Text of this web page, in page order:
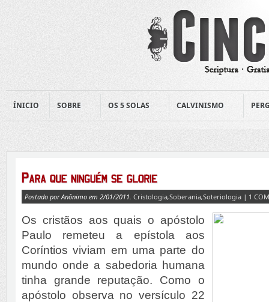
ÍNICIO SOBRE OS 5 SOLAS CALVINISMO
Postado por Anônimo em 2/01/2011. Cristologia,Soberania,Soteriologia | 1
Os cristãos aos quais o apóstolo
Paulo remeteu a epísto­la aos
Coríntios viviam em uma parte do
mundo onde a sabedoria humana
ti­nha grande reputação. Como o
apóstolo observa no versículo 22